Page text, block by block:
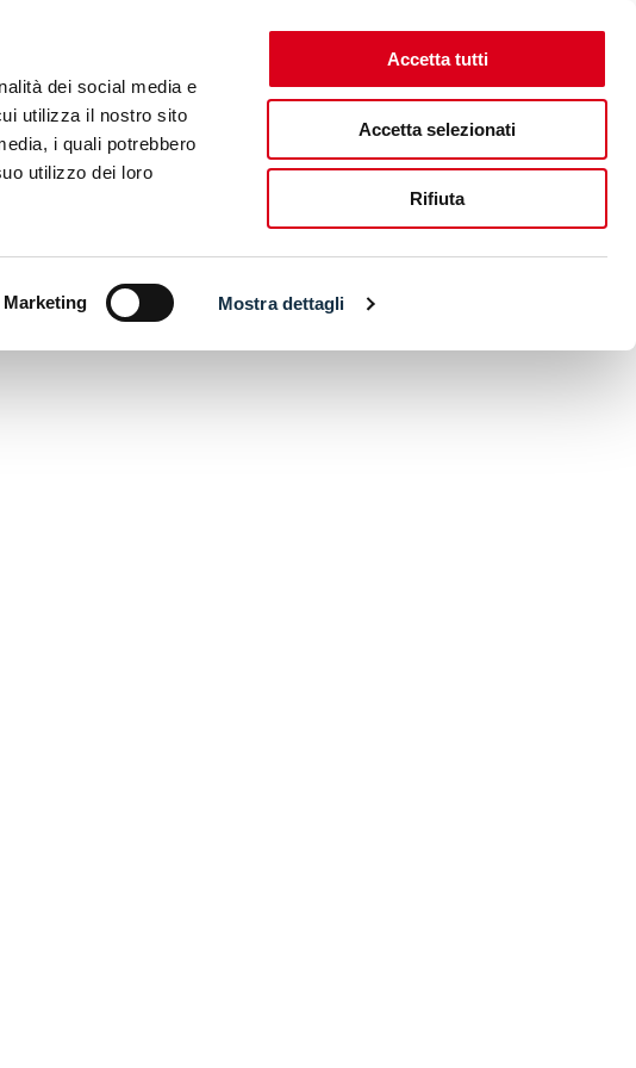
dei social media e
utilizza il nostro sito
i quali potrebbero
utilizzo dei loro
Marketing Mostra dettagli
Accetta tutti
Accetta selezionati
Rifiuta